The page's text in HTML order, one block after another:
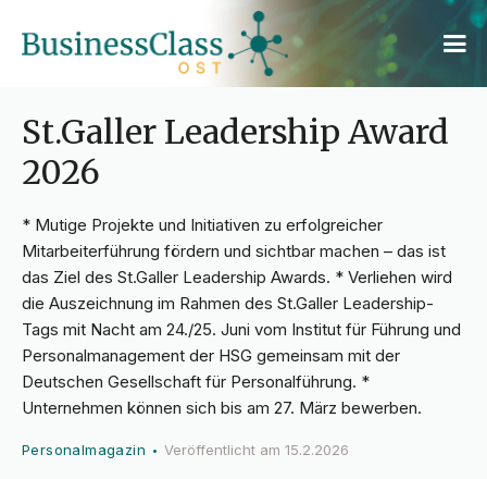
St.Galler Leadership Award
2026
* Mutige Projekte und Initiativen zu erfolgreicher
Mitarbeiterführung fördern und sichtbar machen – das ist
das Ziel des St.Galler Leadership Awards. * Verliehen wird
die Auszeichnung im Rahmen des St.Galler Leadership-
Tags mit Nacht am 24./25. Juni vom Institut für Führung und
Personalmanagement der HSG gemeinsam mit der
Deutschen Gesellschaft für Personalführung. *
Unternehmen können sich bis am 27. März bewerben.
Personalmagazin • Veröffentlicht am 15.2.2026